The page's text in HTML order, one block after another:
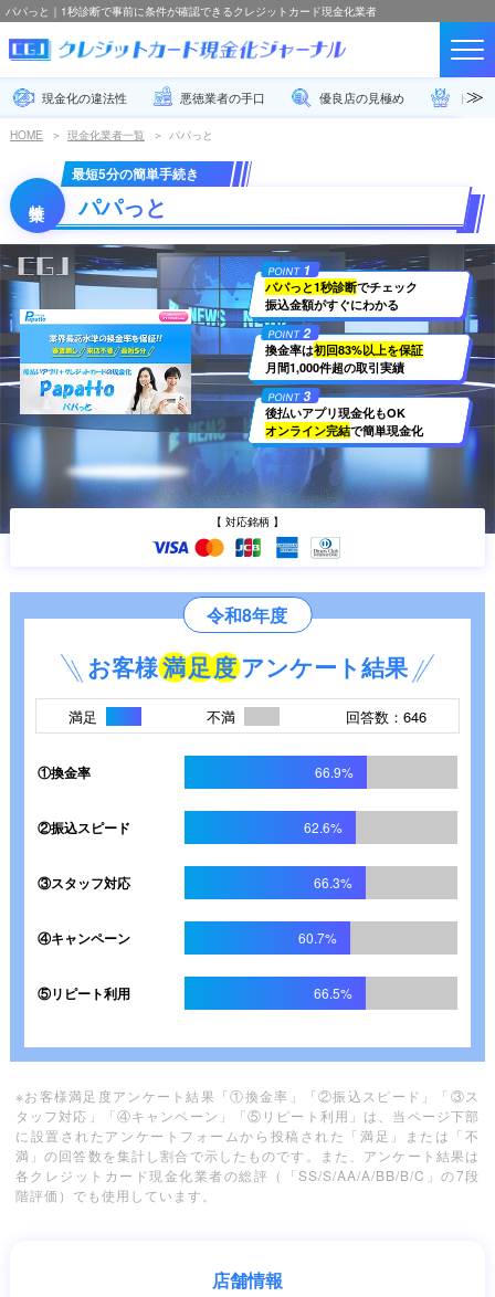
パパっと｜1秒診断で事前に条件が確認できるクレジットカード現金化業者
現金化の違法性 悪徳業者の手口 優良店の見極め トラ
HOME 現金化業者一覧 パパっと
最短5分の簡単手続き
パパっと
POINT 1
パパっと1秒診断でチェック
振込金額がすぐにわかる
POINT2
換金率は初回83%以上を保証
月間1,000件超の取引実績
POINT3
後払いアプリ現金化もOK
オンライン完結で簡単現金化
【 対応銘柄 】
令和8年度
お客様満足度 アンケート結果
満足 不満 回答数：646
①換金率 66.9%
②振込スピード 62.6%
③スタッフ対応 66.3%
④キャンペーン 60.7%
⑤リピート利用 66.5%
※お客様満足度アンケート結果「①換金率」「②振込スピード」「③ス
タッフ対応」「④キャンペーン」「⑤リピート利用」は、当ページ下部
に設置されたアンケートフォームから投稿された「満足」または「不
満」の回答数を集計し割合で示したものです。また、アンケート結果は
各クレジットカード現金化業者の総評（「SS/S/AA/A/BB/B/C」の7段
階評価）でも使用しています。
店舗情報